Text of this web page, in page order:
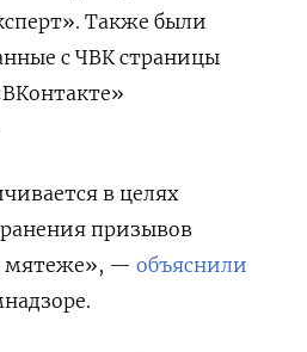
Также были
с ЧВК страницы
в целях
призывов
мятеже», — объяснили